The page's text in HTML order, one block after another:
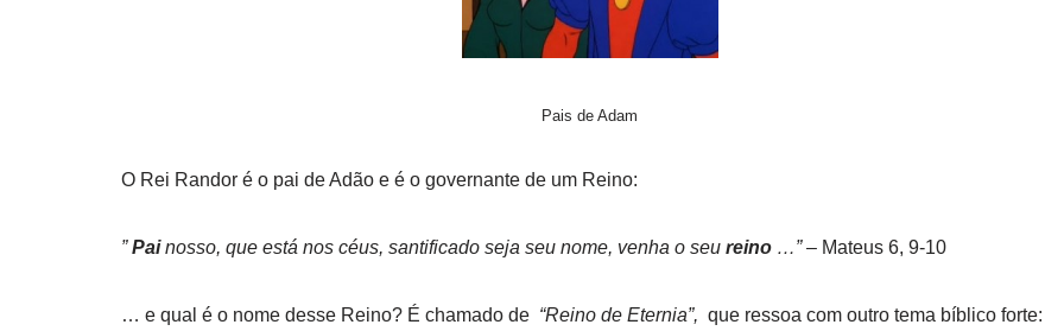
Pais de Adam
O Rei Randor é o pai de Adão e é o governante de um Reino:
”Pai nosso, que está nos céus, santificado seja seu nome, venha o seu reino …”– Mateus 6, 9-10
… e qual é o nome desse Reino? É chamado de “Reino de Eternia”, que ressoa com outro tema bíblico forte: